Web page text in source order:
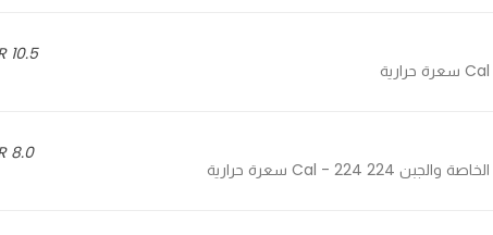
10.5 SAR
8.0 SAR